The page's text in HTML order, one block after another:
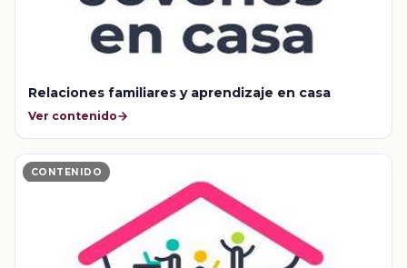
Relaciones familiares y aprendizaje en casa
Ver contenido
CONTENIDO